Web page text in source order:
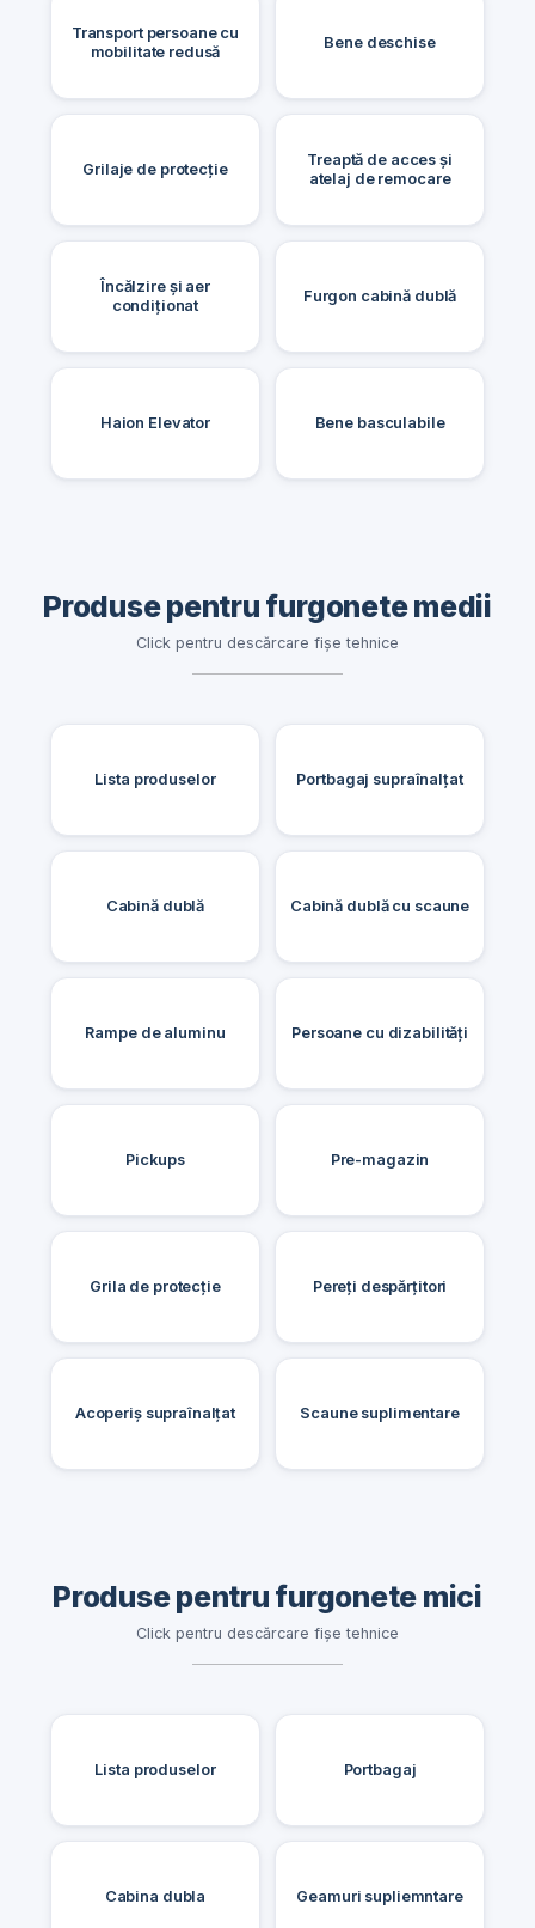
Transport persoane cu
mobilitate redusă
Bene deschise
Grilaje de protecție
Treaptă de acces și
atelaj de remocare
Încălzire și aer
condiționat
Furgon cabină dublă
Haion Elevator Bene basculabile
Produse pentru furgonete medii
Click pentru descărcare fișe tehnice
Lista produselor Portbagaj supraînalțat
Cabină dublă Cabină dublă cu scaune
Rampe de aluminu Persoane cu dizabilități
Pickups Pre-magazin
Grila de protecție Pereți despărțitori
Acoperiș supraînalțat Scaune suplimentare
Produse pentru furgonete mici
Click pentru descărcare fișe tehnice
Lista produselor Portbagaj
Cabina dubla Geamuri supliemntare